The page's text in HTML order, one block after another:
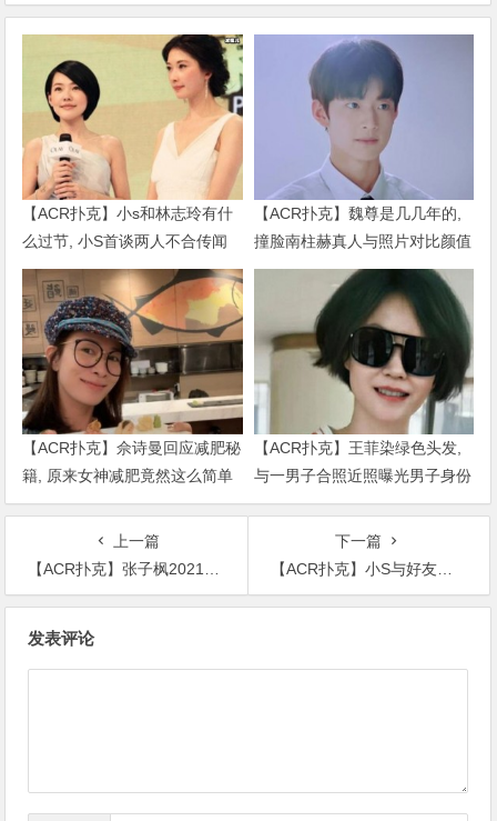
【ACR扑克】小s和林志玲有什
么过节, 小S首谈两人不合传闻
说了什么
【ACR扑克】魏尊是几几年的,
撞脸南柱赫真人与照片对比颜值
被质疑
【ACR扑克】佘诗曼回应减肥秘
籍, 原来女神减肥竟然这么简单
【ACR扑克】王菲染绿色头发,
与一男子合照近照曝光男子身份
被扒出
上一篇
【ACR扑克】张子枫2021年待上映电影多达四部，一部一个性格令人期待
下一篇
【ACR扑克】小S与好友深夜聚会酒后眼神迷离，老公许雅钧温柔出镜
发表评论